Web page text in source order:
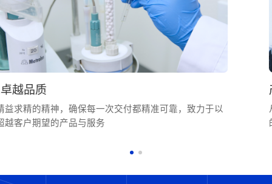
追求卓越品质
秉持精益求精的精神，确保每一次交付都精准可靠，致力于以
持续超越客户期望的产品与服务